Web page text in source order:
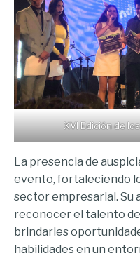
XVI Edición de
La presencia de
evento, fortaleciendo
sector empresarial. Su
reconocer el talento
brindarles
habilidades en un